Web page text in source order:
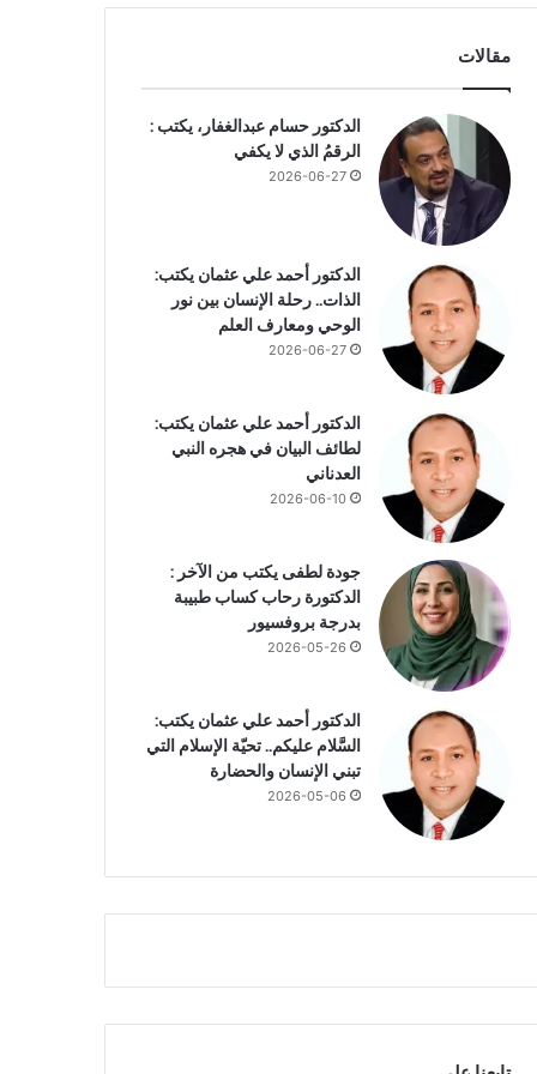
مقالات
الدكتور حسام عبدالغفار، يكتب :
الرقمُ الذي لا يكفي
2026-06-27
الدكتور أحمد علي عثمان يكتب:
الذات.. رحلة الإنسان بين نور
الوحي ومعارف العلم
2026-06-27
الدكتور أحمد علي عثمان يكتب:
لطائف البيان في هجره النبي
العدناني
2026-06-10
جودة لطفى يكتب من الآخر :
الدكتورة رحاب كساب طبيبة
بدرجة بروفسيور
2026-05-26
الدكتور أحمد علي عثمان يكتب:
السَّلام عليكم.. تحيّة الإسلام التي
تبني الإنسان والحضارة
2026-05-06